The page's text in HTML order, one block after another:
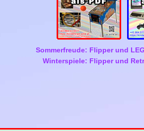
Sommerfreude: Flipper und
Winterspiele: Flipper und